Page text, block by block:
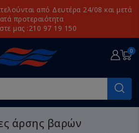
από Δευτέρα 24/08 και μετά
προτεραιότητα
μας :210 97 19 150
0
άρσης βαρών